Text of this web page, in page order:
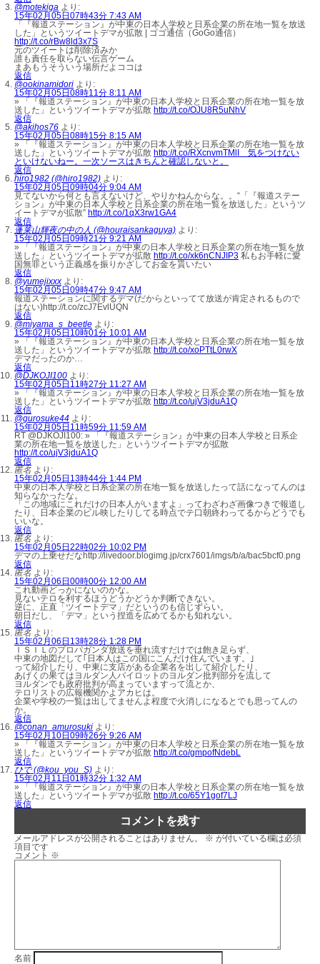
@motekiga より:
15年02月05日07時43分 7:43 AM
「『報道ステーション』が中東の日本人学校と日系企業の所在地一覧を放送
した」というツイートデマが拡散 | ゴゴ通信（GoGo通信）
http://t.co/rBw8ld3x7S
元のツイートは削除済みか
誰も責任を取らない伝言ゲーム
まあもうそういう場所だよココは
返信
@ookinamidori より:
15年02月05日08時11分 8:11 AM
» 「『報道ステーション』が中東の日本人学校と日系企業の所在地一覧を放
送した」というツイートデマが拡散 http://t.co/OJU8R5uNhV
返信
@akihos76 より:
15年02月05日08時15分 8:15 AM
» 「『報道ステーション』が中東の日本人学校と日系企業の所在地一覧を放
送した」というツイートデマが拡散 http://t.co/RXcnvmTMlI 気をつけない
といけないねー。一次ソースはきちんと確認しないと。
返信
hiro1982 (@hiro1982) より:
15年02月05日09時04分 9:04 AM
見てないから何とも言えないけど、やりかねんからな。。“「『報道ステー
ション』が中東の日本人学校と日系企業の所在地一覧を放送した」というツ
イートデマが拡散” http://t.co/1qX3rw1GA4
返信
蓬莱山輝夜の中の人 (@houraisankaguya) より:
15年02月05日09時21分 9:21 AM
» 「『報道ステーション』が中東の日本人学校と日系企業の所在地一覧を放
送した」というツイートデマが拡散 http://t.co/xk6nCNJIP3 私もお手軽に愛
国無罪という正義感を振りかざしてお金を貰いたい
返信
@yumejixxx より:
15年02月05日09時47分 9:47 AM
報道ステーションに関するデマ(だからといってて放送が肯定されるもので
はない)http://t.co/zcJ7EvlUQN
返信
@miyama_s_beetle より:
15年02月05日10時01分 10:01 AM
» 「『報道ステーション』が中東の日本人学校と日系企業の所在地一覧を放
送した」というツイートデマが拡散 http://t.co/xoPTtL0rwX
デマだったのか…
返信
@DJKOJI100 より:
15年02月05日11時27分 11:27 AM
» 「『報道ステーション』が中東の日本人学校と日系企業の所在地一覧を放
送した」というツイートデマが拡散 http://t.co/ujV3jduA1Q
返信
@gurosuke44 より:
15年02月05日11時59分 11:59 AM
RT @DJKOJI100: » 「『報道ステーション』が中東の日本人学校と日系企
業の所在地一覧を放送した」というツイートデマが拡散
http://t.co/ujV3jduA1Q
返信
匿名 より:
15年02月05日13時44分 1:44 PM
中東の日本人学校と日系企業の所在地一覧を放送したって話になってんのは
知らなかったな。
「この地域にこれだけの日本人がいますよ」ってわざわざ画像つきで報道し
たり、日本企業のビル映したりしてる時点でテ口朝終わってるからどうでも
いいな。
返信
匿名 より:
15年02月05日22時02分 10:02 PM
デマの上乗せだなhttp://livedoor.blogimg.jp/crx7601/imgs/b/a/bac5bcf0.png
返信
匿名 より:
15年02月06日00時00分 12:00 AM
これ動画どっかにないのかな。
見ないテロを利するほうどうかどうか判断できない。
逆に、正直「ツイートデマ」だというのも信じずらい。
朝日だし、「デマ」という捏造を広めてるかも知れない。
返信
匿名 より:
15年02月06日13時28分 1:28 PM
ＩＳＩＬのプロパガンダ放送を垂れ流すだけでは飽き足らず、
中東の地図だして｢日本人はこの国にこんだけ住んでいます。｣
って紹介したり、中東に支店がある企業名を出して紹介したり、
あげくの果てはヨルダン人パイロットのヨルダン批判部分を流して
ヨルダンでも政府批判が高まっていますって流とか、
テロリストの広報機関かよアカヒは。
企業や学校の一覧は出してませんよ程度で火消しになるとでも思ってんの
か。
返信
@conan_amurosuki より:
15年02月10日09時26分 9:26 AM
» 「『報道ステーション』が中東の日本人学校と日系企業の所在地一覧を放
送した」というツイートデマが拡散 http://t.co/gmpofNdebL
返信
ひで (@kou_you_S) より:
15年02月11日01時32分 1:32 AM
» 「『報道ステーション』が中東の日本人学校と日系企業の所在地一覧を放
送した」というツイートデマが拡散 http://t.co/65Y1gof7LJ
返信
コメントを残す
メールアドレスが公開されることはありません。 ※ が付いている欄は必須
項目です
コメント ※
名前